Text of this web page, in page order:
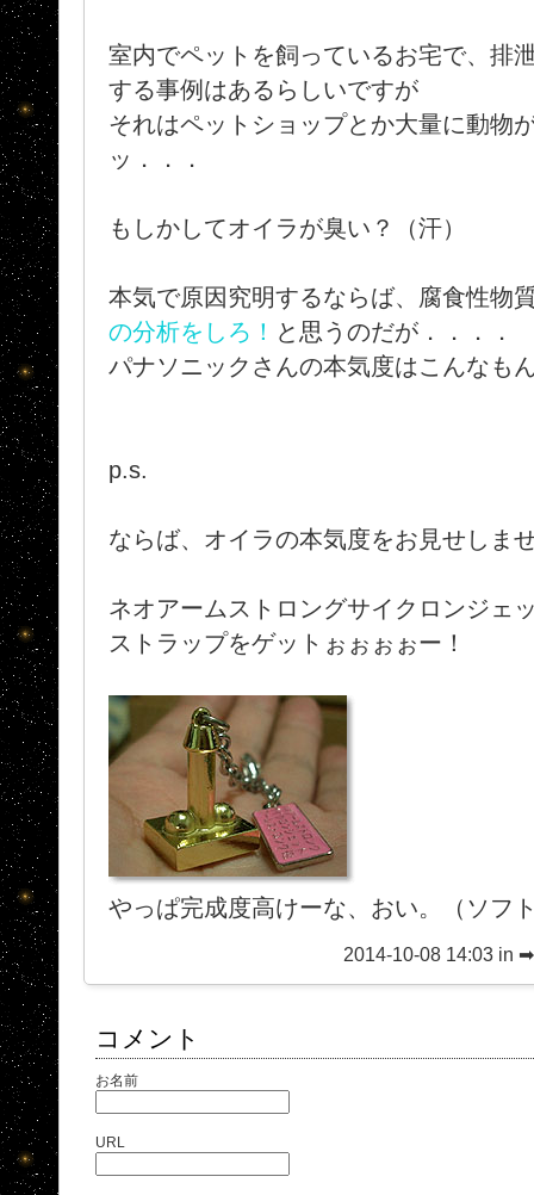
室内でペットを飼っているお宅で、排
する事例はあるらしいですが
それはペットショップとか大量に動物
ッ．．．
もしかしてオイラが臭い？（汗）
本気で原因究明するならば、腐食性物
の分析をしろ！ と思うのだが．．．．
パナソニックさんの本気度はこんなも
p.s.
ならば、オイラの本気度をお見せしま
ネオアームストロングサイクロンジェ
ストラップをゲットぉぉぉぉー！
やっぱ完成度高けーな、おい。（ソフ
2014-10-08 14:03 in
コメント
お名前
URL